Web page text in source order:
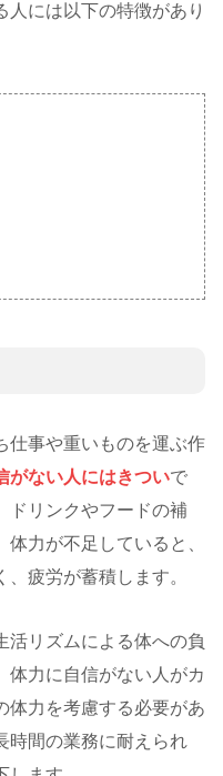
人には以下の特徴があり
仕事や重いものを運ぶ作
がない人にはきついで
ドリンクやフードの補
力が不足していると、
疲労が蓄積します。
活リズムによる体への負
体力に自信がない人がカ
体力を考慮する必要があ
時間の業務に耐えられ